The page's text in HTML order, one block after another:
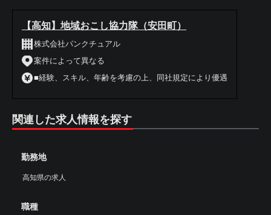
【高知】地域おこし協力隊（安田町）
株式会社パンクチュアル
案件によって異なる
■経験、スキル、年齢を考慮の上、同社規定により優遇
関連した求人情報を探す
勤務地
高知県の求人
職種